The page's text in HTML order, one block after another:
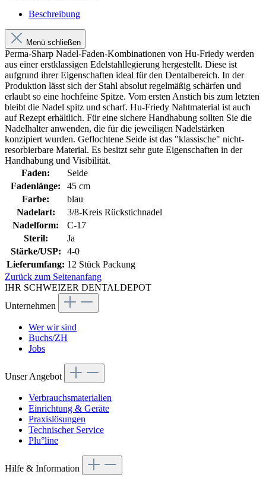
Beschreibung
Menü schließen
Perma-Sharp Nadel-Faden-Kombinationen von Hu-Friedy werden
aus einer erstklassigen Edelstahllegierung hergestellt. Diese ist
aufgrund ihrer Eigenschaften ideal für den Dentalbereich. In der
Produktion lässt sich der Stahl absolut regelmäßig schärfen und
erlaubt so eine hochfeine Spitze. Vom ersten Anstich bis zum letzten
bleibt die Nadel spitz und scharf. Hu-Friedy Nahtmaterial ist auch
auf Rezept erhältlich. Für eine sichere Handhabung sollten Sie die
Nadelhalter anwenden, die für die jeweiligen Nadelstärken
konzipiert wurden. Geflochtene Seide ist das "klassische" nicht-
resorbierbare Material. Es besitzt sehr gute Eigenschaften in der
Handhabung und Visibilität.
Faden:
Seide
Fadenlänge:
45 cm
Farbe:
blau
Nadelart:
3/8-Kreis Rückstichnadel
Nadelform:
C-17
Steril:
Ja
Stärke/USP:
4-0
Lieferumfang: 12 Stück Packung
Zurück zum Seitenanfang
IHR SCHWEIZER DENTALDEPOT
Unternehmen
Wer wir sind
Buchs/ZH
Jobs
Unser Angebot
Verbrauchsmaterialien
Einrichtung & Geräte
Praxislösungen
Technischer Service
Plu°line
Hilfe & Information